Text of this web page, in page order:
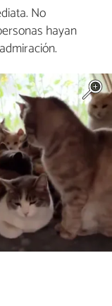
No
hayan